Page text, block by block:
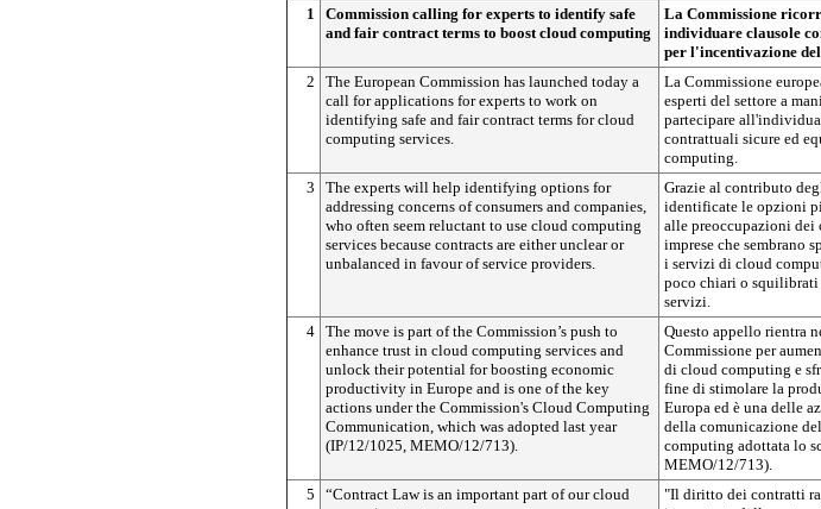
1
Commission calling for experts to identify safe
and fair contract terms to boost cloud computing
La Commissione
individuare clausole
per l'incentivazione
2
The European Commission has launched today a
call for applications for experts to work on
identifying safe and fair contract terms for cloud
computing services.
La Commissione
esperti del settore a
partecipare
contrattuali sicure ed
computing.
3
The experts will help identifying options for
addressing concerns of consumers and companies,
who often seem reluctant to use cloud computing
services because contracts are either unclear or
unbalanced in favour of service providers.
Grazie al contributo
identificate le opzioni
alle preoccupazioni dei
imprese che sembrano
i servizi di cloud
poco chiari o squilibrati
servizi.
4 The move is part of the Commission’s push to
enhance trust in cloud computing services and
unlock their potential for boosting economic
productivity in Europe and is one of the key
actions under the Commission's Cloud Computing
Communication, which was adopted last year
(IP/12/1025, MEMO/12/713).
Questo appello rientra
Commissione per
di cloud computing e
fine di stimolare la
Europa ed è una delle
della comunicazione
computing adottata lo
MEMO/12/713).
5
“Contract Law is an important part of our cloud
"Il diritto dei contratti